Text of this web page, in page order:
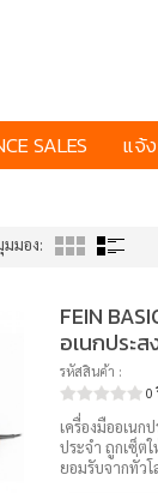
SALES แจ้
มมอง:
FEIN
อเนกประส
รหัสสินค้า :
0
เครื่องมืออเน
ประจำ ถูกเซ็ต
ยอมรับจากทั่ว